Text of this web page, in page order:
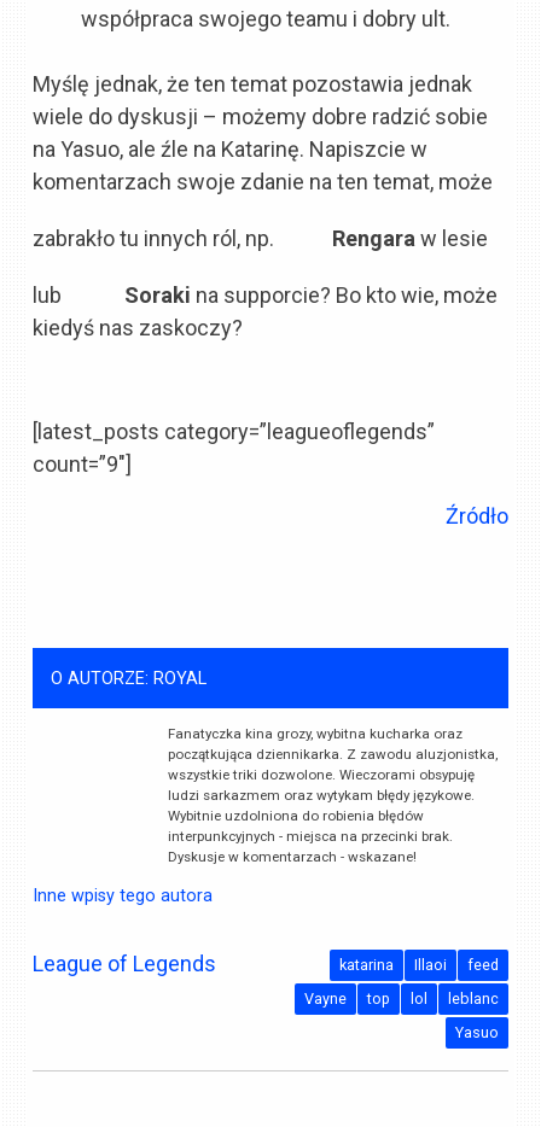
współpraca swojego teamu i dobry ult.
Myślę jednak, że ten temat pozostawia jednak
wiele do dyskusji – możemy dobre radzić sobie
na Yasuo, ale źle na Katarinę. Napiszcie w
komentarzach swoje zdanie na ten temat, może
zabrakło tu innych ról, np. Rengaraw lesie
lub Soraki na supporcie? Bo kto wie, może
kiedyś nas zaskoczy?
[latest_posts category=”leagueoflegends”
count=”9″]
Źródło
O AUTORZE: ROYAL
Fanatyczka kina grozy, wybitna kucharka oraz
początkująca dziennikarka. Z zawodu aluzjonistka,
wszystkie triki dozwolone. Wieczorami obsypuję
ludzi sarkazmem oraz wytykam błędy językowe.
Wybitnie uzdolniona do robienia błędów
interpunkcyjnych - miejsca na przecinki brak.
Dyskusje w komentarzach - wskazane!
Inne wpisy tego autora
League of Legends feed
Illaoi
katarina
leblanc
lol
top
Vayne
Yasuo